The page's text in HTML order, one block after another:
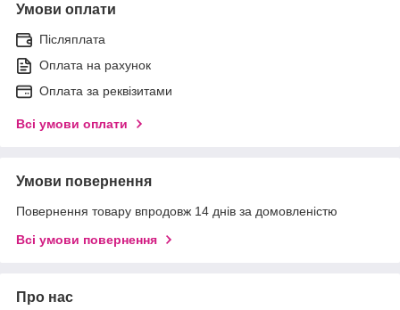
Умови оплати
Післяплата
Оплата на рахунок
Оплата за реквізитами
Всі умови оплати
Умови повернення
Повернення товару впродовж 14 днів за домовленістю
Всі умови повернення
Про нас